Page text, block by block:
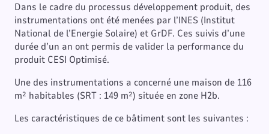
Dans le cadre du processus développement produit, des
instrumentations ont été menées par l’INES (Institut
National de l’Energie Solaire) et GrDF. Ces suivis d’une
durée d’un an ont permis de valider la performance du
produit CESI Optimisé.
Une des instrumentations a concerné une maison de 116
m² habitables (SRT : 149 m²) située en zone H2b.
Les caractéristiques de ce bâtiment sont les suivantes :